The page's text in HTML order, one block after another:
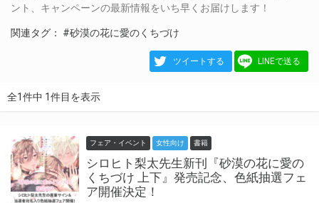
ント、キャンペーンの最新情報をいち早くお届けします！
関連タグ： #砂漠の花に愛のくちづけ
ツイートする LINEで送る
全1件中 1件目を表示
フェア・イベント 女性向け 書籍
シロヒト梨太先生新刊『砂漠の花に愛の
くちづけ 上下』発売記念、色紙抽選フェ
ア開催決定！